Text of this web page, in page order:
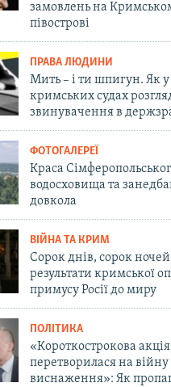
замовлень на
півострові
ПРАВА ЛЮДИНИ
Мить – і ти шпигун. Як у
кримських судах
звинувачення в
ФОТОГАЛЕРЕЇ
Краса
водосховища та
довкола
ВІЙНА ТА КРИМ
Сорок днів, сорок
результати кримської
примусу Росії до миру
ПОЛІТИКА
«Короткострокова акція
перетворилася на війну
виснаження»: Як